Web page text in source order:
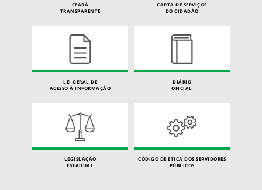
CEARÁ
TRANSPARENTE
CARTA DE SERVIÇOS
DO CIDADÃO
LEI GERAL DE
ACESSO À INFORMAÇÃO
DIÁRIO
OFICIAL
LEGISLAÇÃO
ESTADUAL
CÓDIGO DE ÉTICA DOS SERVIDORES
PÚBLICOS